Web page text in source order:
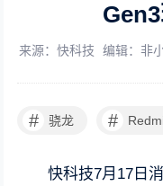
来源：快科技 编辑：非
# 骁龙 #
快科技7月17日